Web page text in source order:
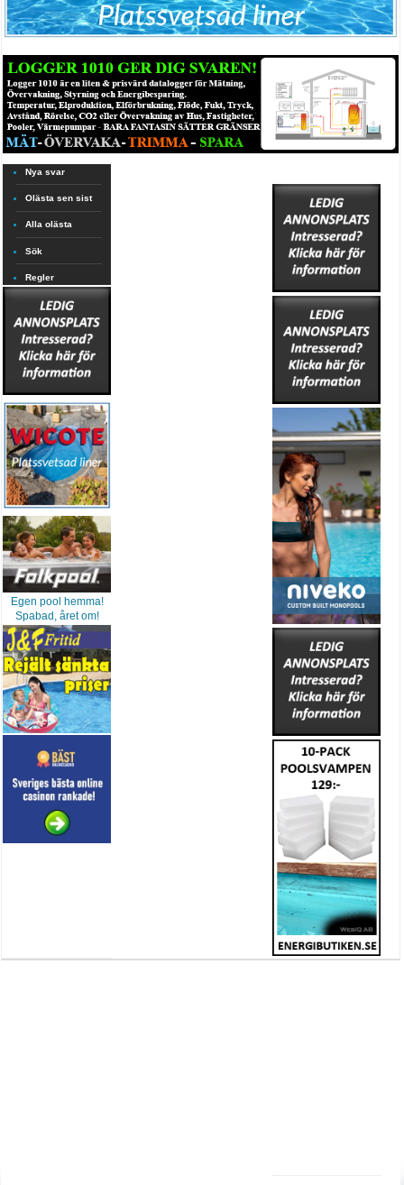
Nya svar
Olästa sen sist
Alla olästa
Sök
Regler
Egen pool hemma!
Spabad, året om!